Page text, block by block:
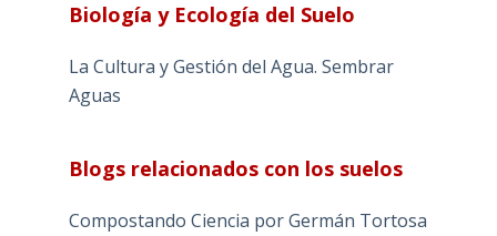
Biología y Ecología del Suelo
La Cultura y Gestión del Agua. Sembrar
Aguas
Blogs relacionados con los suelos
Compostando Ciencia por Germán Tortosa